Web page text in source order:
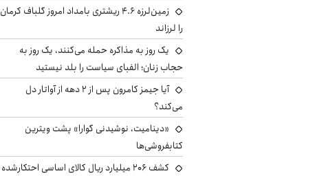
زمین‌لرزه ۴.۶ ریشتری بامداد امروز گلباف کرمان
را لرزاند
یک روز به مذاکره حمله می‌کنند، یک روز به
حجاب زنان؛ الفبای سیاست را بلد نیستید
آیا جیمز کامرون پس از ۲ دهه از آواتار دل
می‌کند؟
«دینامیت، نوشیدنی گوارا» پشت ویترین
کتابفروشی‌ها
کشف ۲۰۶ میلیارد ریال کالای اساسی احتکارشده